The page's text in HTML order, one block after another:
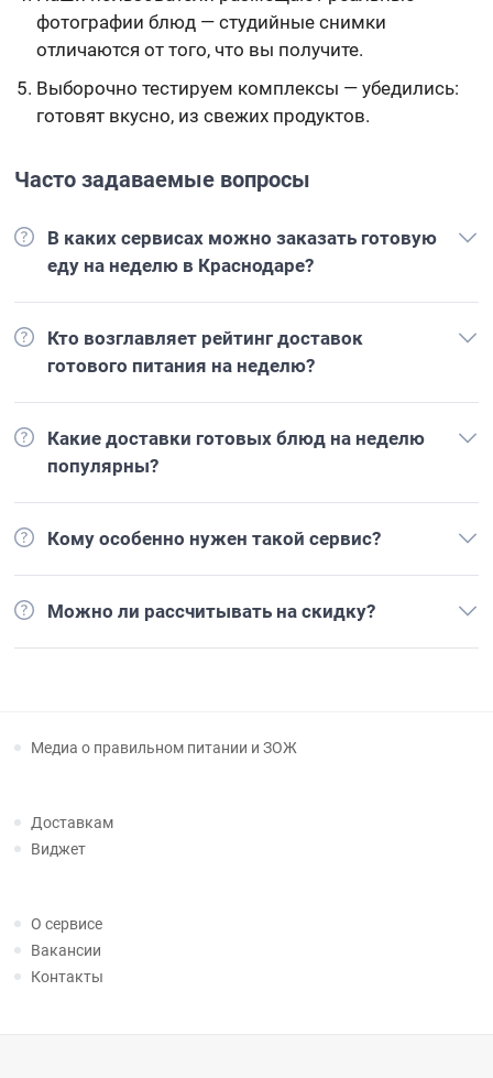
фотографии блюд — студийные снимки
отличаются от того, что вы получите.
Выборочно тестируем комплексы — убедились:
готовят вкусно, из свежих продуктов.
Часто задаваемые вопросы
В каких сервисах можно заказать готовую
еду на неделю в Краснодаре?
Кто возглавляет рейтинг доставок
готового питания на неделю?
Какие доставки готовых блюд на неделю
популярны?
Кому особенно нужен такой сервис?
Можно ли рассчитывать на скидку?
Медиа о правильном питании и ЗОЖ
Доставкам
Виджет
О сервисе
Вакансии
Контакты